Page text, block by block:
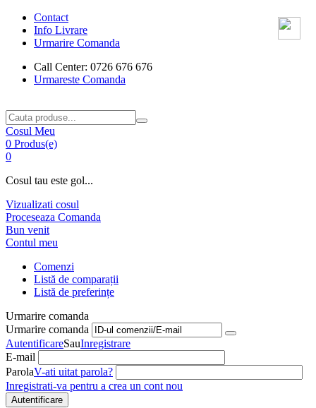
Contact
Info Livrare
Urmarire Comanda
Call Center: 0726 676 676
Urmareste Comanda
Cosul Meu
0 Produs(e)
0
Cosul tau este gol...
Vizualizati cosul
Proceseaza Comanda
Bun venit
Contul meu
Comenzi
Listă de comparații
Listă de preferințe
Urmarire comanda
Urmarire comanda
AutentificareSauInregistrare
E-mail
ParolaV-ati uitat parola?
Inregistrati-va pentru a crea un cont nou
Autentificare